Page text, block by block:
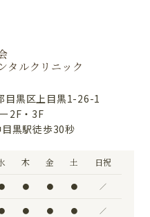
タルクリニック
黒区上目黒1-26-1
2F・3F
黒駅徒歩30秒
木 金 土 日祝
● ● ● ／
● ● ● ／